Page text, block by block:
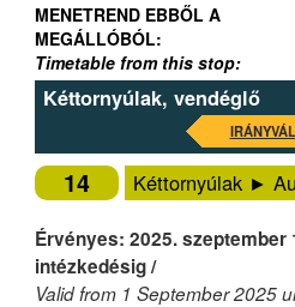
MENETREND EBBŐL A
MEGÁLLÓBÓL:
Timetable from this stop:
Kéttornyúlak, vendéglő
14 Kéttornyúlak ►
Érvényes: 2025. szeptember
intézkedésig /
Valid from 1 September 2025